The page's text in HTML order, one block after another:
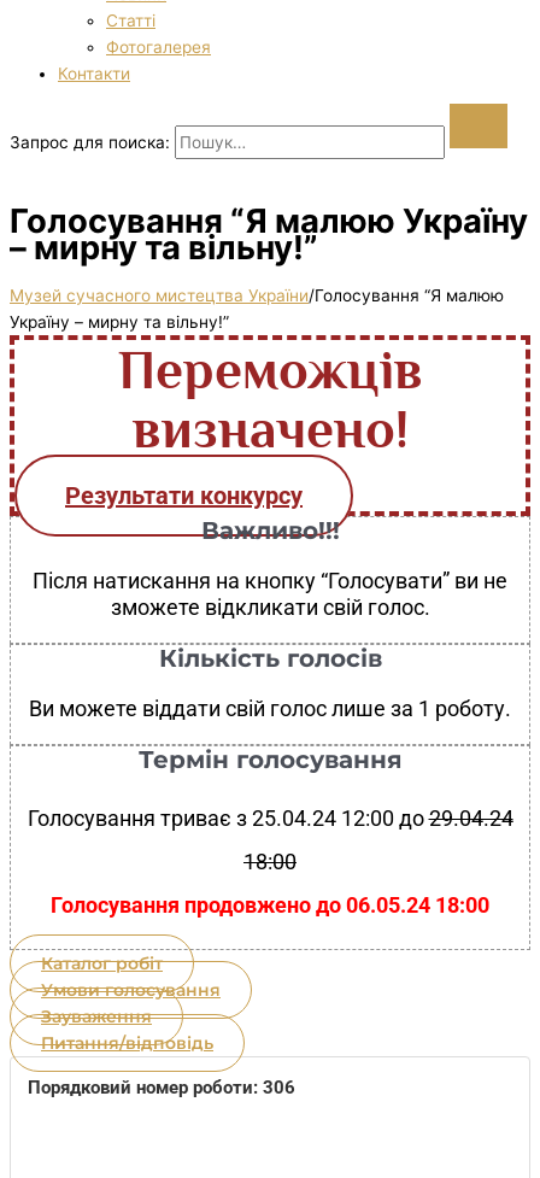
Статті
Фотогалерея
Контакти
Запрос для поиска:
Голосування “Я малюю Україну
– мирну та вільну!”
Музей сучасного мистецтва України/Голосування “Я малюю
Україну – мирну та вільну!”
Переможців
визначено!
Результати конкурсу
Важливо!!!
Після натискання на кнопку “Голосувати” ви не
зможете відкликати свій голос.
Кількість голосів
Ви можете віддати свій голос лише за 1 роботу.
Термін голосування
Голосування триває з 25.04.24 12:00 до29.04.24
18:00
Голосування продовжено до 06.05.24 18:00
Каталог робіт
Умови голосування
Зауваження
Питання/відповідь
Порядковий номер роботи: 306